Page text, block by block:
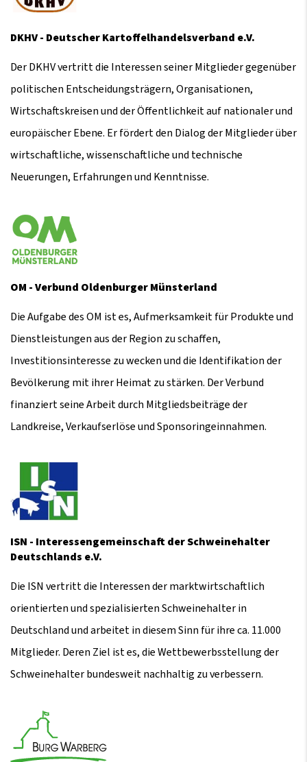
DKHV - Deutscher Kartoffelhandelsverband e.V.
Der DKHV vertritt die Interessen seiner Mitglieder gegenüber
politischen Entscheidungsträgern, Organisationen,
Wirtschaftskreisen und der Öffentlichkeit auf nationaler und
europäischer Ebene. Er fördert den Dialog der Mitglieder über
wirtschaftliche, wissenschaftliche und technische
Neuerungen, Erfahrungen und Kenntnisse.
OM - Verbund Oldenburger Münsterland
Die Aufgabe des OM ist es, Aufmerksamkeit für Produkte und
Dienstleistungen aus der Region zu schaffen,
Investitionsinteresse zu wecken und die Identifikation der
Bevölkerung mit ihrer Heimat zu stärken. Der Verbund
finanziert seine Arbeit durch Mitgliedsbeiträge der
Landkreise, Verkaufserlöse und Sponsoringeinnahmen.
ISN - Interessengemeinschaft der Schweinehalter
Deutschlands e.V.
Die ISN vertritt die Interessen der marktwirtschaftlich
orientierten und spezialisierten Schweinehalter in
Deutschland und arbeitet in diesem Sinn für ihre ca. 11.000
Mitglieder. Deren Ziel ist es, die Wettbewerbsstellung der
Schweinehalter bundesweit nachhaltig zu verbessern.